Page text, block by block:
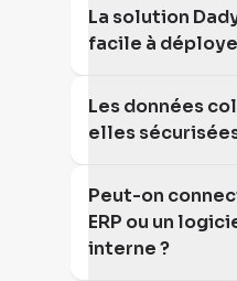
La solution
facile à
Les données
elles
Peut-on
ERP ou un
interne ?